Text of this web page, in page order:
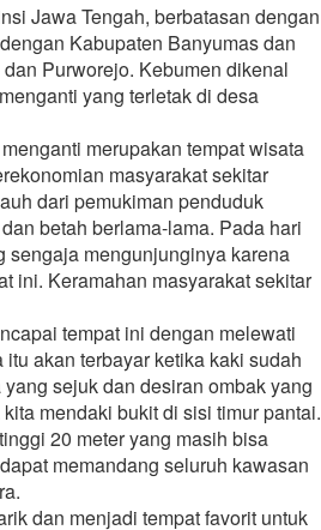
Jawa Tengah, berbatasan dengan
Kabupaten Banyumas dan
Purworejo. Kebumen dikenal
yang terletak di desa
merupakan tempat wisata
masyarakat sekitar
dari pemukiman penduduk
betah berlama-lama. Pada hari
sengaja mengunjunginya karena
ini. Keramahan masyarakat sekitar
tempat ini dengan melewati
akan terbayar ketika kaki sudah
sejuk dan desiran ombak yang
mendaki bukit di sisi timur pantai.
20 meter yang masih bisa
memandang seluruh kawasan
dan menjadi tempat favorit untuk